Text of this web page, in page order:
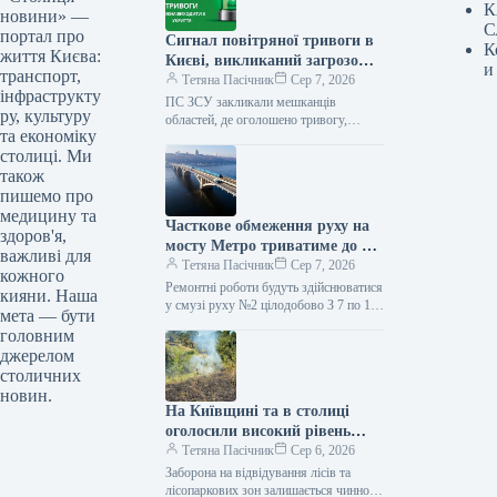
новини» —
портал про
життя Києва:
транспорт,
інфраструкту
ру, культуру
та економіку
столиці. Ми
також
пишемо про
медицину та
здоров'я,
важливі для
кожного
кияни. Наша
мета — бути
головним
джерелом
столичних
новин.
Сигнал повітряної тривоги в
Києві, викликаний загрозою
балістичних ракет, тривав
обмежений час.
Тетяна Пасічник
Сер 7, 2026
ПС ЗСУ закликали мешканців
областей, де оголошено тривогу,
там до офіційного сигналу про
відбій…
Часткове обмеження руху на
мосту Метро триватиме до 10
серпня (візуалізація)
Тетяна Пасічник
Сер 7, 2026
Ремонтні роботи будуть здійснюватися
у смузі руху №2 цілодобово З 7 по 10
пересування мостом Метро.…
На Київщині та в столиці
оголосили високий рівень
пожежної небезпеки.
Тетяна Пасічник
Сер 6, 2026
Заборона на відвідування лісів та
лісопаркових зон залишається чинною
и